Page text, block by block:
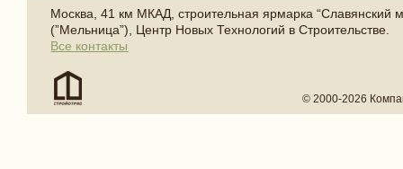
Москва, 41 км МКАД, строительная ярмарка “Славянский
(”Мельница”), Центр Новых Технологий в Строительстве.
Все контакты
© 2000-2026